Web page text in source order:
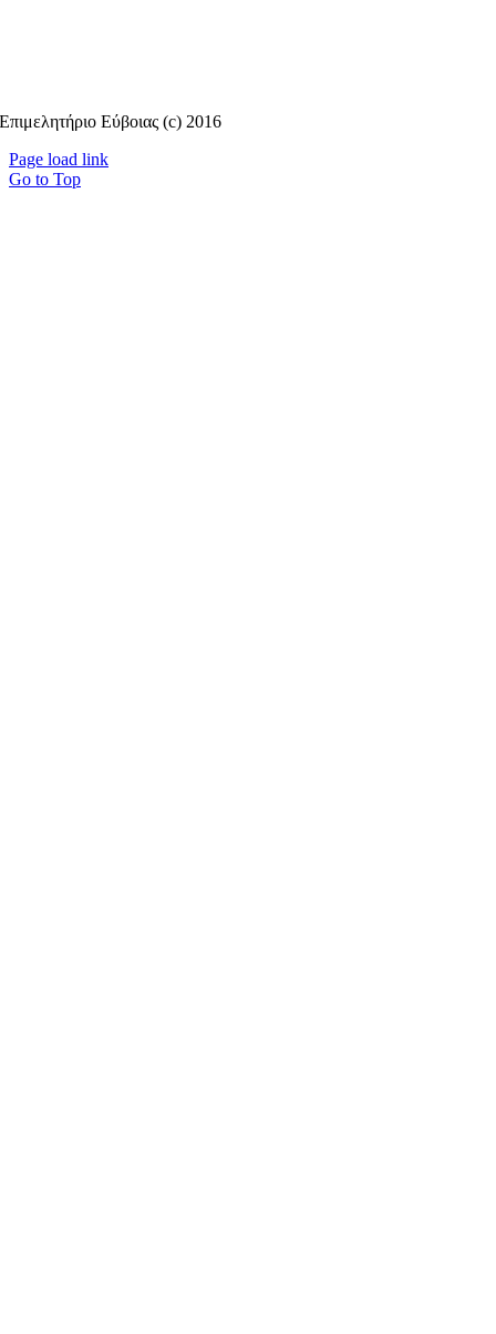
Επιμελητήριο Εύβοιας (c) 2016
Page load link
Go to Top